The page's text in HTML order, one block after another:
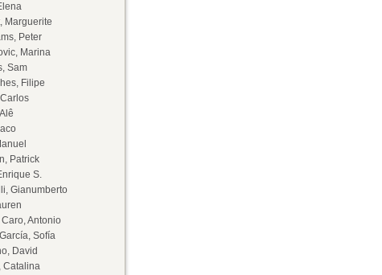
Marguerite
Peter
Marina
Sam
Filipe
Patrick
S.
Gianumberto
Antonio
Sofía
David
Catalina